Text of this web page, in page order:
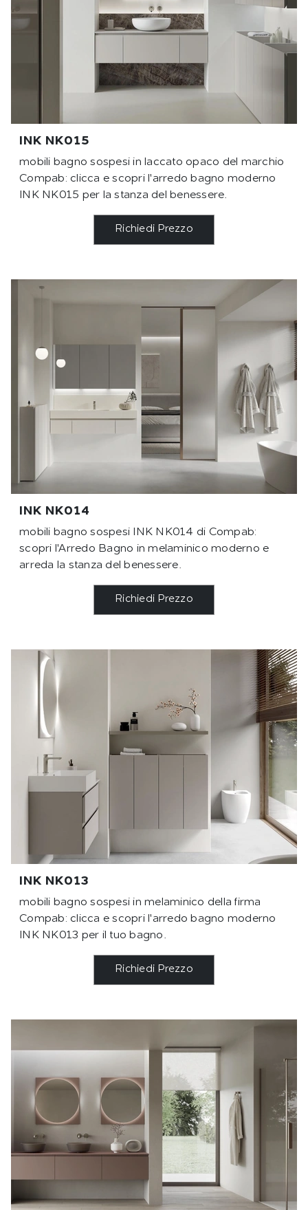
INK NK015
mobili bagno sospesi in laccato opaco del marchio
Compab: clicca e scopri l'arredo bagno moderno
INK NK015 per la stanza del benessere.
Richiedi Prezzo
INK NK014
mobili bagno sospesi INK NK014 di Compab:
scopri l'Arredo Bagno in melaminico moderno e
arreda la stanza del benessere.
Richiedi Prezzo
INK NK013
mobili bagno sospesi in melaminico della firma
Compab: clicca e scopri l'arredo bagno moderno
INK NK013 per il tuo bagno.
Richiedi Prezzo